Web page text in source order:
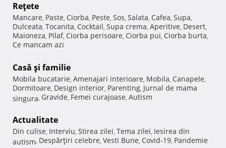
Reţete
Mancare, Paste, Ciorba, Peste, Sos, Salata, Cafea, Supa,
Dulceata, Tocanita, Cocktail, Supa crema, Aperitive, Desert,
Maioneza, Pilaf, Ciorba perisoare, Ciorba pui, Ciorba burta,
Ce mancam azi
Casă şi familie
Mobila bucatarie, Amenajari interioare, Mobila, Canapele,
Dormitoare, Design interior, Parenting, Jurnal de mama
singura, Gravide, Femei curajoase, Autism
Actualitate
Din culise, Interviu, Stirea zilei, Tema zilei, Iesirea din
autism, Despărţiri celebre, Vesti Bune, Covid-19, Pandemie